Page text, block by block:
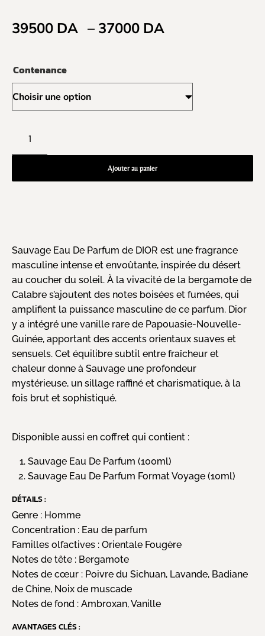
37000 DA
–
39500 DA
Contenance
Ajouter au panier
Sauvage Eau De Parfum de DIOR est une fragrance
masculine intense et envoûtante, inspirée du désert
au coucher du soleil. À la vivacité de la bergamote de
Calabre s’ajoutent des notes boisées et fumées, qui
amplifient la puissance masculine de ce parfum. Dior
y a intégré une vanille rare de Papouasie-Nouvelle-
Guinée, apportant des accents orientaux suaves et
sensuels. Cet équilibre subtil entre fraîcheur et
chaleur donne à Sauvage une profondeur
mystérieuse, un sillage raffiné et charismatique, à la
fois brut et sophistiqué.
Disponible aussi en coffret qui contient :
Sauvage Eau De Parfum (100ml)
Sauvage Eau De Parfum Format Voyage (10ml)
DÉTAILS :
Genre : Homme
Concentration : Eau de parfum
Familles olfactives : Orientale Fougère
Notes de tête : Bergamote
Notes de cœur : Poivre du Sichuan, Lavande, Badiane
de Chine, Noix de muscade
Notes de fond : Ambroxan, Vanille
AVANTAGES CLÉS :